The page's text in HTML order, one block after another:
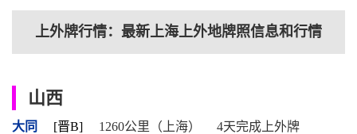
上外牌行情：最新上海上外地牌照信息和行情
山西
大同 [晋B] 1260公里（上海） 4天完成上外牌